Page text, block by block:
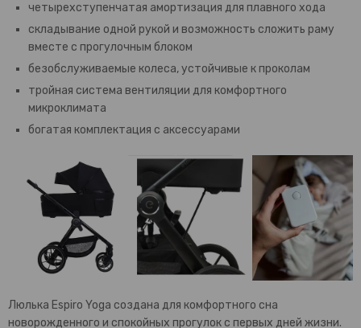
четырехступенчатая амортизация для плавного хода
складывание одной рукой и возможность сложить раму
вместе с прогулочным блоком
безобслуживаемые колеса, устойчивые к проколам
тройная система вентиляции для комфортного
микроклимата
богатая комплектация с аксессуарами
Люлька Espiro Yoga создана для комфортного сна
новорожденного и спокойных прогулок с первых дней жизни.